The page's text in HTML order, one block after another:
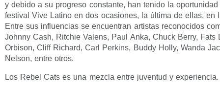
y debido a su progreso constante, han tenido la
festival Vive Latino en dos ocasiones, la última de ellas, en
Entre sus influencias se encuentran artistas reconocidos
Johnny Cash, Ritchie Valens, Paul Anka, Chuck Berry, Fats
Orbison, Cliff Richard, Carl Perkins, Buddy Holly, Wanda
Nelson, entre otros.
Los Rebel Cats es una mezcla entre juventud y experiencia.